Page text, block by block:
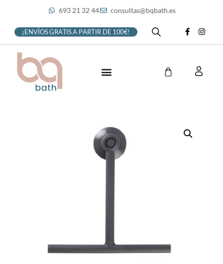
693 21 32 44 consultas@bqbath.es
¡ENVÍOS GRATIS A PARTIR DE 100€!